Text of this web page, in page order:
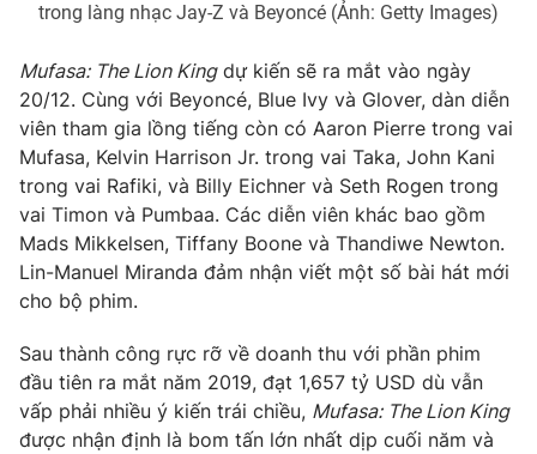
VTV9 VTV8
Liên hệ tòa soạn English
THỜI BÁO VTV
Theo dõi báo trên
trong làng nhạc Jay-Z và Beyoncé (Ảnh: Getty Images)
Mufasa: The Lion Kingdự kiến ​​sẽ ra mắt vào ngày
20/12. Cùng với Beyoncé, Blue Ivy và Glover, dàn diễn
viên tham gia lồng tiếng còn có Aaron Pierre trong vai
Mufasa, Kelvin Harrison Jr. trong vai Taka, John Kani
trong vai Rafiki, và Billy Eichner và Seth Rogen trong
vai Timon và Pumbaa. Các diễn viên khác bao gồm
Mads Mikkelsen, Tiffany Boone và Thandiwe Newton.
Lin-Manuel Miranda đảm nhận viết một số bài hát mới
cho bộ phim.
Sau thành công rực rỡ về doanh thu với phần phim
đầu tiên ra mắt năm 2019, đạt 1,657 tỷ USD dù vẫn
vấp phải nhiều ý kiến trái chiều, Mufasa: The Lion King
được nhận định là bom tấn lớn nhất dịp cuối năm và